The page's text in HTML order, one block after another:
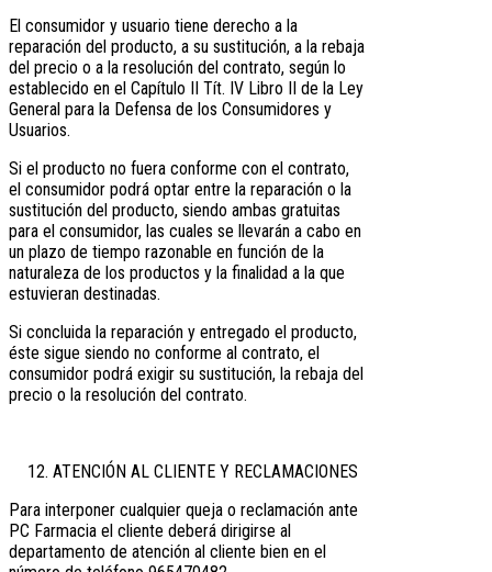
El consumidor y usuario tiene derecho a la
reparación del producto, a su sustitución, a la rebaja
del precio o a la resolución del contrato, según lo
establecido en el Capítulo II Tít. IV Libro II de la Ley
General para la Defensa de los Consumidores y
Usuarios.
Si el producto no fuera conforme con el contrato,
el consumidor podrá optar entre la reparación o la
sustitución del producto, siendo ambas gratuitas
para el consumidor, las cuales se llevarán a cabo en
un plazo de tiempo razonable en función de la
naturaleza de los productos y la finalidad a la que
estuvieran destinadas.
Si concluida la reparación y entregado el producto,
éste sigue siendo no conforme al contrato, el
consumidor podrá exigir su sustitución, la rebaja del
precio o la resolución del contrato.
ATENCIÓN AL CLIENTE Y RECLAMACIONES
Para interponer cualquier queja o reclamación ante
PC Farmacia el cliente deberá dirigirse al
departamento de atención al cliente bien en el